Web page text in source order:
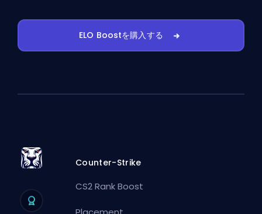
ELO Boostを購入する
Counter-Strike
CS2 Rank Boost